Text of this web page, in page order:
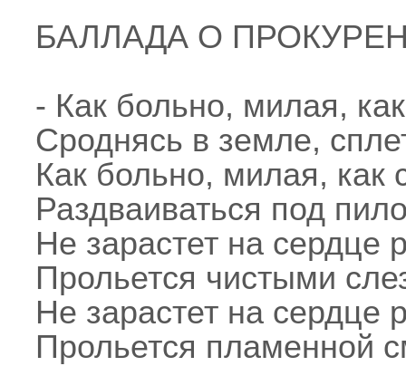
БАЛЛАДА О
- Как больно, милая,
Сроднясь в земле,
Как больно, милая, как
Раздваиваться под
Не зарастет на сердце
Прольется чистыми
Не зарастет на сердце
Прольется пламенной